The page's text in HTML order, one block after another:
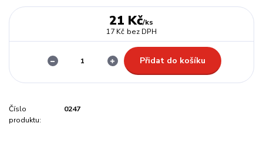
21 Kč/ks
17 Kč bez DPH
Přidat do košíku
Číslo
produktu:
0247